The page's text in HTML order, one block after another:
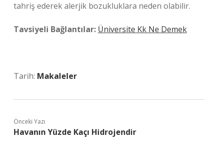
tahriş ederek alerjik bozukluklara neden olabilir.
Tavsiyeli Bağlantılar: Üniversite Kk Ne Demek
Tarih: Makaleler
Önceki Yazı
Havanın Yüzde Kaçı Hidrojendir